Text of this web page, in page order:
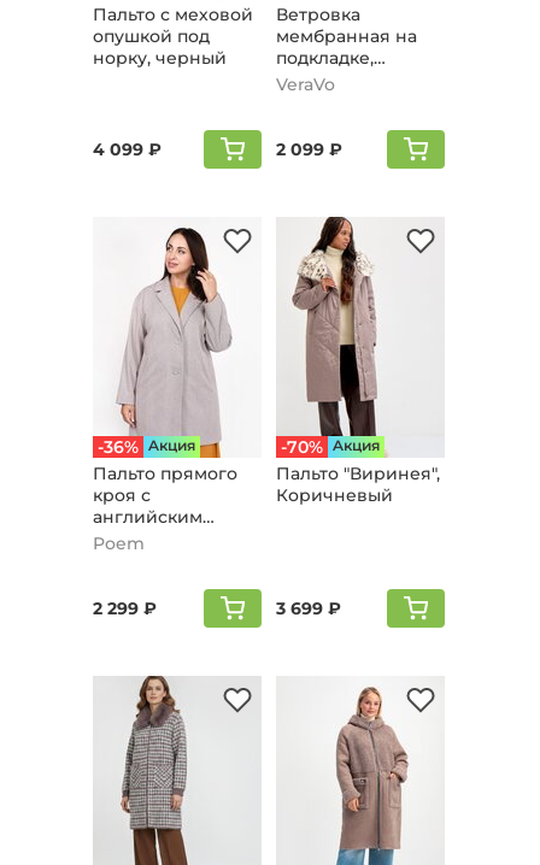
Пальто с меховой
опушкой под
норку, черный
4 099 ₽
Ветровка
мембранная на
подкладке,
черный
VeraVo
2 099 ₽
-36% Aкция
Пальто прямого
кроя с
английским
воротником,
Poem
2 299 ₽
-70% Aкция
Пальто "Виринея",
Коричневый
3 699 ₽